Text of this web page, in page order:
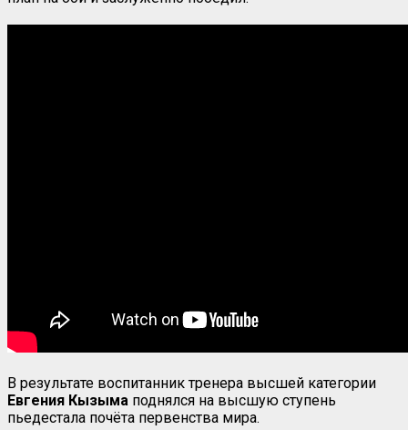
В результате воспитанник тренера высшей категории
Евгения Кызыма поднялся на высшую ступень
пьедестала почёта первенства мира.